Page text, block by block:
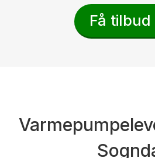
Få tilbud